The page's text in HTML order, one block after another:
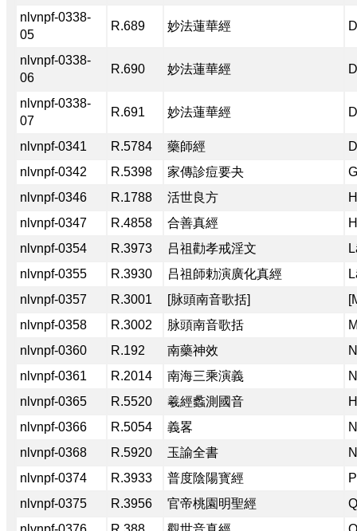
nlvnpf-0338-
05
R.689 妙法蓮華經
nlvnpf-0338-
06
R.690 妙法蓮華經
nlvnpf-0338-
07
R.691 妙法蓮華經
nlvnpf-0341 R.5784 藥師經
nlvnpf-0342
R.5398 家傳診痘要夬
nlvnpf-0346
R.1788 活世良方
nlvnpf-0347
R.4858 合善真經
nlvnpf-0354
R.3973 吕祖勸孝戒淫文
nlvnpf-0355
R.3930 吕祖師勅演廣化真經
nlvnpf-0357
R.3001 [脉頭南音歌括]
nlvnpf-0358
R.3002 脉頭南音歌括
nlvnpf-0360
R.192 南藥神效
nlvnpf-0361
R.2014 南海三乘演義
nlvnpf-0365
R.5520 羲經蠡測國音
nlvnpf-0366
R.5054 義畧
nlvnpf-0368
R.5920 玉諭全書
nlvnpf-0374
R.3933 普度陰陽寳經
nlvnpf-0375
R.3956 官帝桃園明聖經